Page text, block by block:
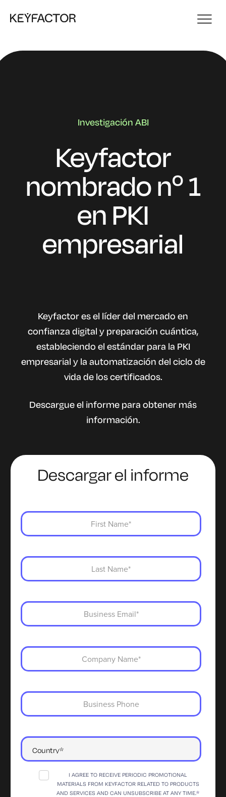
Investigación ABI
Keyfactor
nombrado nº 1
en PKI
empresarial
Keyfactor es el líder del mercado en
confianza digital y preparación cuántica,
estableciendo el estándar para la PKI
empresarial y la automatización del ciclo de
vida de los certificados.
Descargue el informe para obtener más
información.
Descargar el informe
I AGREE TO RECEIVE PERIODIC PROMOTIONAL
MATERIALS FROM KEYFACTOR RELATED TO PRODUCTS
AND SERVICES AND CAN UNSUBSCRIBE AT ANY TIME.*